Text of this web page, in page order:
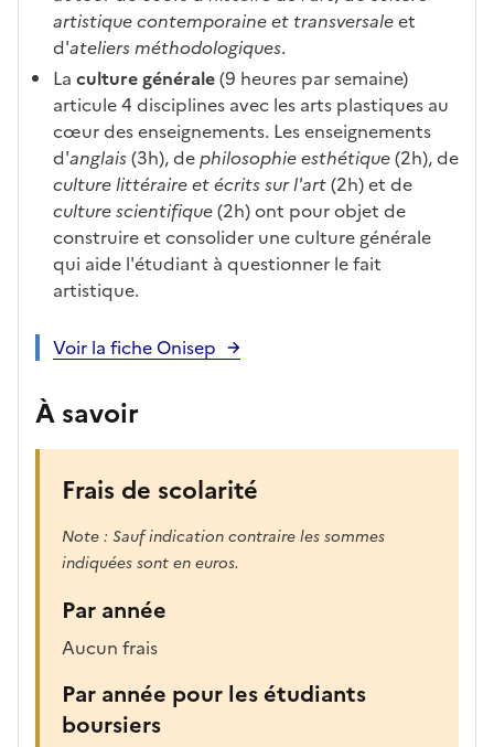
artistique contemporaine et transversaleet
d'ateliers méthodologiques.
La culture générale(9 heures par semaine)
articule 4 disciplines avec les arts plastiques au
cœur des enseignements. Les enseignements
d'anglais(3h), dephilosophie esthétique(2h), de
culture littéraire et écrits sur l'art(2h) et de
culture scientifique(2h) ont pour objet de
construire et consolider une culture générale
qui aide l'étudiant à questionner le fait
artistique.
Voir la fiche Onisep
À savoir
Frais de scolarité
Note : Sauf indication contraire les sommes
indiquées sont en euros.
Par année
Aucun frais
Par année pour les étudiants
boursiers